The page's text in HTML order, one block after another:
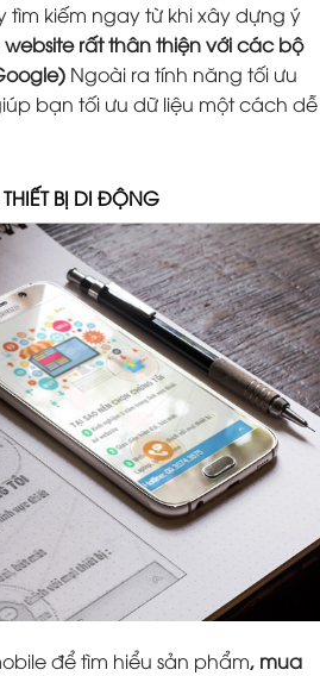
tìm kiếm ngay từ khi xây dựng ý
website rất thân thiện với các bộ
Ngoài ra tính năng tối ưu
bạn tối ưu dữ liệu một cách dễ
BỊ DI ĐỘNG
để tìm hiểu sản phẩm, mua